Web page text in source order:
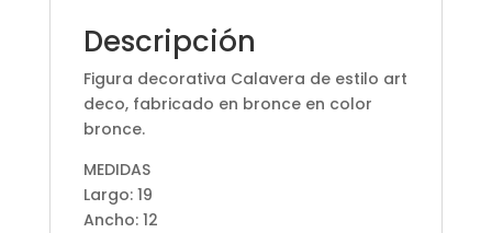
Descripción
Figura decorativa Calavera de estilo art
deco, fabricado en bronce en color
bronce.
MEDIDAS
Largo: 19
Ancho: 12